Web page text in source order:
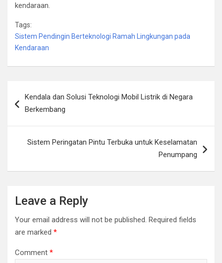
kendaraan.
Tags:
Sistem Pendingin Berteknologi Ramah Lingkungan pada
Kendaraan
navigation
Kendala dan Solusi Teknologi Mobil Listrik di Negara
Berkembang
Sistem Peringatan Pintu Terbuka untuk Keselamatan
Penumpang
Leave a Reply
Your email address will not be published. Required fields
are marked *
Comment *